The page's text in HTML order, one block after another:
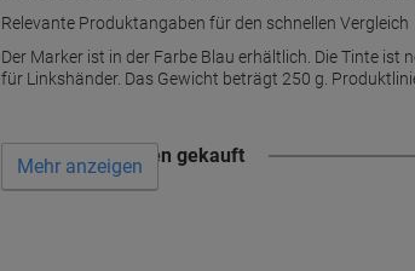
Relevante Produktangaben für den schnellen Vergleich
Der Marker ist in der Farbe Blau erhältlich. Die Tinte
für Linkshänder. Das Gewicht beträgt 250 g.
Wird oft zusammen gekauft
Mehr anzeigen